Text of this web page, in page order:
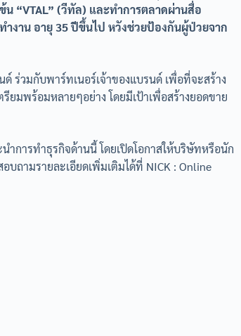
“VTAL” (วีทัล) และทำการตลาดผ่านสื่อ
งาน อายุ 35 ปีขึ้นไป หวังช่วยป้องกันผู้ป่วยจาก
ด์ ร่วมกับพาร์ทเนอร์เจ้าของแบรนด์ เพื่อที่จะสร้าง
ยมพร้อมหลายๆอย่าง โดยมีเป้าเพื่อสร้างยอดขาย
การทำธุรกิจด้านนี้ โดยเปิดโอกาสให้บริษัทหรือนัก
ถามรายละเอียดเพิ่มเติมได้ที่ NICK : Online